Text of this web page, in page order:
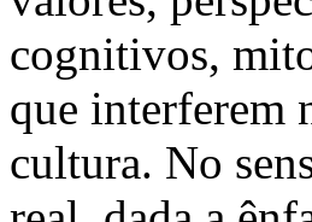
cognitivos,
que interferem
cultura. No